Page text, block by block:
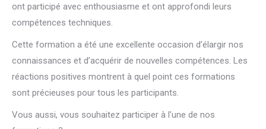
ont participé avec enthousiasme et ont approfondi leurs
compétences techniques.
Cette formation a été une excellente occasion d’élargir nos
connaissances et d’acquérir de nouvelles compétences. Les
réactions positives montrent à quel point ces formations
sont précieuses pour tous les participants.
Vous aussi, vous souhaitez participer à l’une de nos